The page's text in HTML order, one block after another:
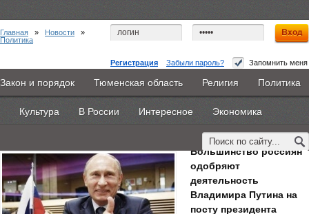
Регистрация Забыли пароль? Запомнить меня
Главная Новости Объявления КНИГИ ВестиNet
Каталоги 9PS Прочее
Закон и порядок Тюменская область Религия Политика
Культура В России Интересное Экономика
Главная » Новости »
Политика
Политику Путина одобряют 85% граждан
России
Большинство россиян
одобряют
деятельность
Владимира Путина на
посту президента